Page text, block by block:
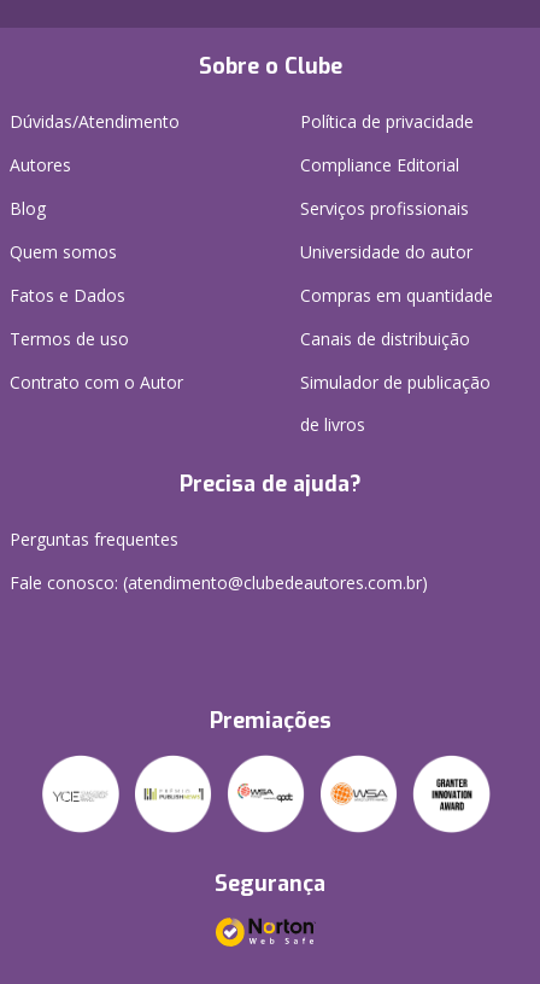
Sobre o Clube
Dúvidas/Atendimento
Autores
Blog
Quem somos
Fatos e Dados
Termos de uso
Contrato com o Autor
Política de privacidade
Compliance Editorial
Serviços profissionais
Universidade do autor
Compras em quantidade
Canais de distribuição
Simulador de publicação
de livros
Precisa de ajuda?
Perguntas frequentes
Fale conosco: (atendimento@clubedeautores.com.br)
Premiações
Segurança